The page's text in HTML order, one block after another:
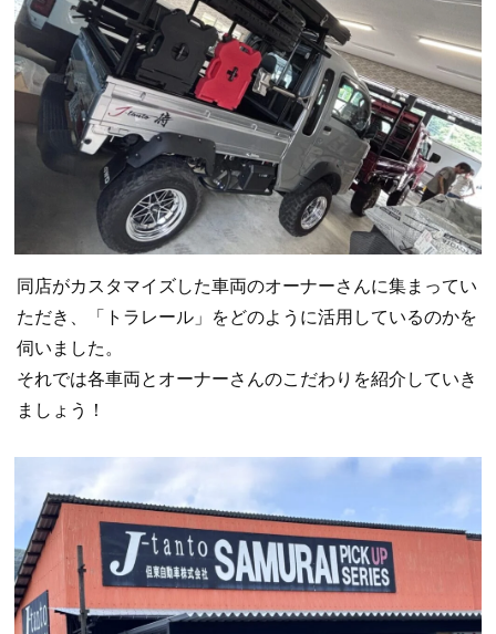
同店がカスタマイズした車両のオーナーさんに集まってい
ただき、「トラレール」をどのように活用しているのかを
伺いました。
それでは各車両とオーナーさんのこだわりを紹介していき
ましょう！